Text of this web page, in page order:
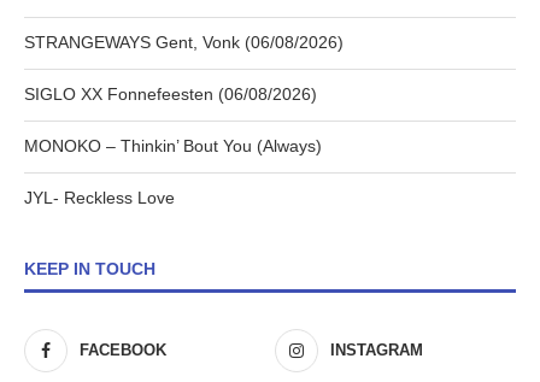
STRANGEWAYS Gent, Vonk (06/08/2026)
SIGLO XX Fonnefeesten (06/08/2026)
MONOKO – Thinkin’ Bout You (Always)
JYL- Reckless Love
KEEP IN TOUCH
FACEBOOK INSTAGRAM